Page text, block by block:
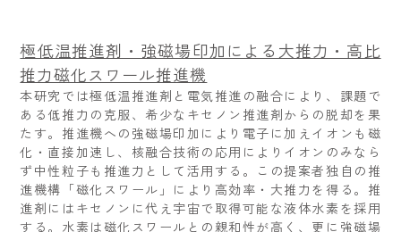
極低温推進剤・強磁場印加による大推力・高比
推力磁化スワール推進機
本研究では極低温推進剤と電気推進の融合により、課題で
ある低推力の克服、希少なキセノン推進剤からの脱却を果
たす。推進機への強磁場印加により電子に加えイオンも磁
化・直接加速し、核融合技術の応用によりイオンのみなら
ず中性粒子も推進力として活用する。この提案者独自の推
進機構「磁化スワール」により高効率・大推力を得る。推
進剤にはキセノンに代え宇宙で取得可能な液体水素を採用
する。水素は磁化スワールとの親和性が高く、更に強磁場